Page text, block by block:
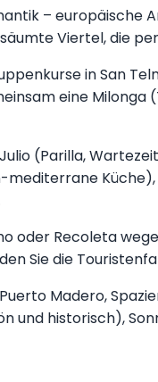
– europäische
Viertel, die
in San
eine
(Parilla,
oder Recoleta
Sie die
Madero,
und historisch),